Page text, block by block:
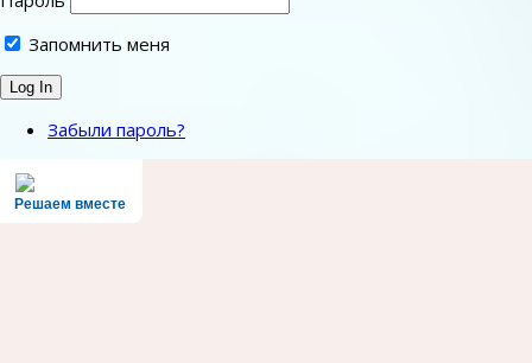
Запомнить меня
Забыли пароль?
Решаем вместе